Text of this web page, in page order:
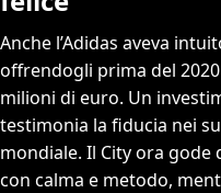
Anche l’Adidas aveva
offrendogli prima del
milioni di euro. Un
testimonia la fiducia nei
mondiale. Il City ora
con calma e metodo,